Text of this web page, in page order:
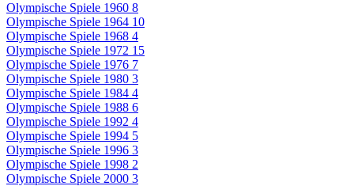
Olympische Spiele 1960 8
Olympische Spiele 1964 10
Olympische Spiele 1968 4
Olympische Spiele 1972 15
Olympische Spiele 1976 7
Olympische Spiele 1980 3
Olympische Spiele 1984 4
Olympische Spiele 1988 6
Olympische Spiele 1992 4
Olympische Spiele 1994 5
Olympische Spiele 1996 3
Olympische Spiele 1998 2
Olympische Spiele 2000 3